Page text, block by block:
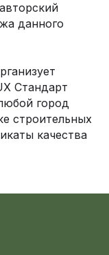
данного
Стандарт
город
строительных
качества